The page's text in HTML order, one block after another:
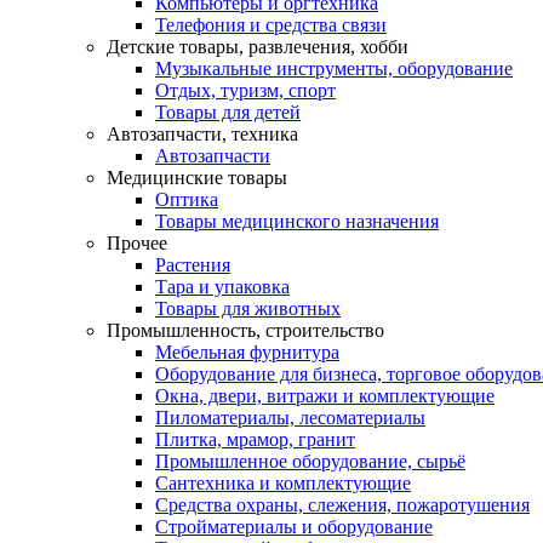
Телефония и средства связи
Детские товары, развлечения, хобби
Музыкальные инструменты, оборудование
Отдых, туризм, спорт
Товары для детей
Автозапчасти, техника
Автозапчасти
Медицинские товары
Оптика
Товары медицинского назначения
Прочее
Растения
Тара и упаковка
Товары для животных
Промышленность, строительство
Мебельная фурнитура
Оборудование для бизнеса, торговое
Окна, двери, витражи и комплектующие
Пиломатериалы, лесоматериалы
Плитка, мрамор, гранит
Промышленное оборудование, сырьё
Сантехника и комплектующие
Средства охраны, слежения, пожаротушения
Стройматериалы и оборудование